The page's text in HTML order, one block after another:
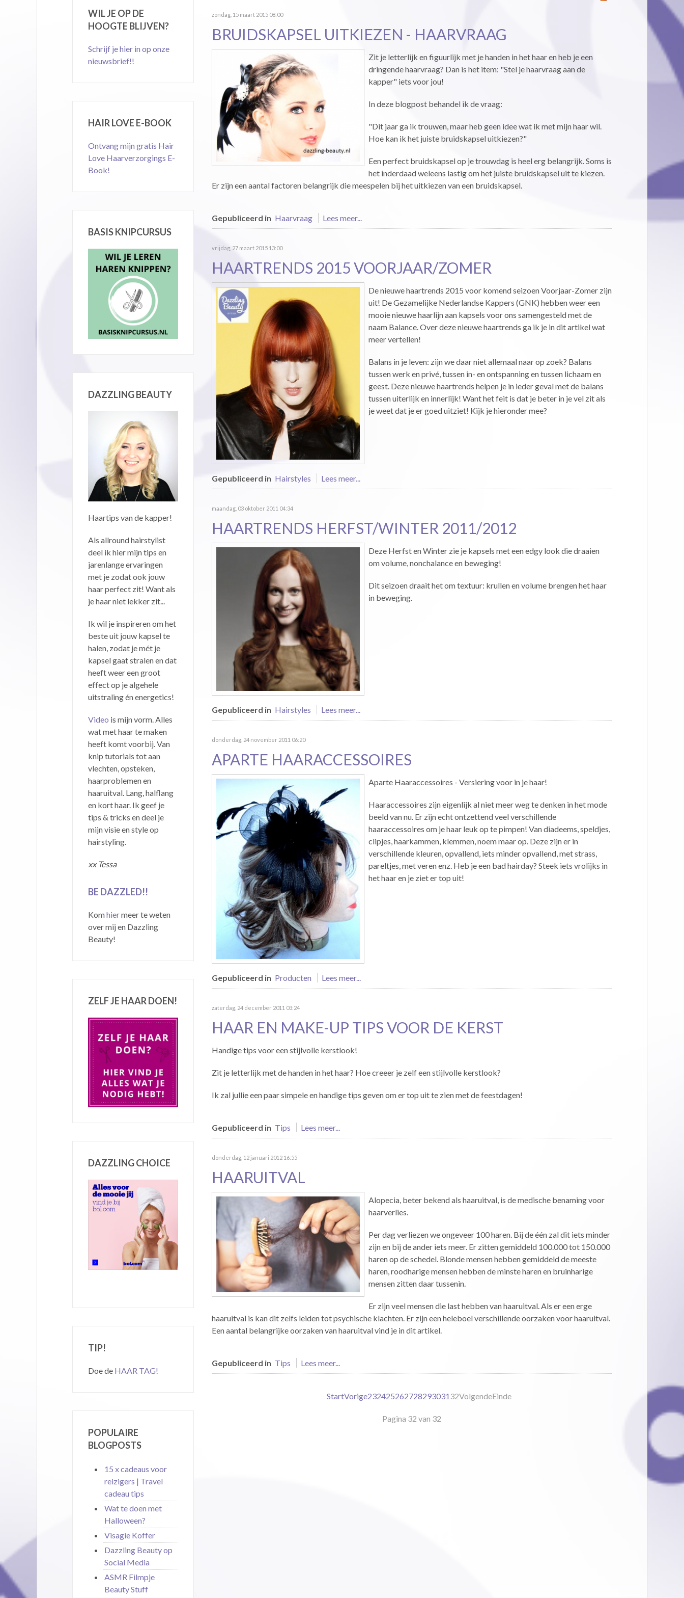
zondag, 15 maart 2015 08:00
BRUIDSKAPSEL UITKIEZEN - HAARVRAAG
Zit je letterlijk en figuurlijk met je handen in het haar en heb je een
dringende haarvraag? Dan is het item: "Stel je haarvraag aan de
kapper" iets voor jou!
In deze blogpost behandel ik de vraag:
"Dit jaar ga ik trouwen, maar heb geen idee wat ik met mijn haar wil.
Hoe kan ik het juiste bruidskapsel uitkiezen?"
Een perfect bruidskapsel op je trouwdag is heel erg belangrijk. Soms is
het inderdaad weleens lastig om het juiste bruidskapsel uit te kiezen.
Er zijn een aantal factoren belangrijk die meespelen bij het uitkiezen van een bruidskapsel.
Gepubliceerd in Haarvraag Lees meer...
vrijdag, 27 maart 2015 13:00
HAARTRENDS 2015 VOORJAAR/ZOMER
De nieuwe haartrends 2015 voor komend seizoen Voorjaar-Zomer zijn
uit! De Gezamelijke Nederlandse Kappers (GNK) hebben weer een
mooie nieuwe haarlijn aan kapsels voor ons samengesteld met de
naam Balance. Over deze nieuwe haartrends ga ik je in dit artikel wat
meer vertellen!
Balans in je leven: zijn we daar niet allemaal naar op zoek? Balans
tussen werk en privé, tussen in- en ontspanning en tussen lichaam en
geest. Deze nieuwe haartrends helpen je in ieder geval met de balans
tussen uiterlijk en innerlijk! Want het feit is dat je beter in je vel zit als
je weet dat je er goed uitziet! Kijk je hieronder mee?
Gepubliceerd in Hairstyles Lees meer...
maandag, 03 oktober 2011 04:34
HAARTRENDS HERFST/WINTER 2011/2012
Deze Herfst en Winter zie je kapsels met een edgy look die draaien
om volume, nonchalance en beweging!
Dit seizoen draait het om textuur: krullen en volume brengen het haar
in beweging.
Gepubliceerd in Hairstyles Lees meer...
donderdag, 24 november 2011 06:20
APARTE HAARACCESSOIRES
Aparte Haaraccessoires - Versiering voor in je haar!
Haaraccessoires zijn eigenlijk al niet meer weg te denken in het mode
beeld van nu. Er zijn echt ontzettend veel verschillende
haaraccessoires om je haar leuk op te pimpen! Van diadeems, speldjes,
clipjes, haarkammen, klemmen, noem maar op. Deze zijn er in
verschillende kleuren, opvallend, iets minder opvallend, met strass,
pareltjes, met veren enz. Heb je een bad hairday? Steek iets vrolijks in
het haar en je ziet er top uit!
Gepubliceerd in Producten Lees meer...
zaterdag, 24 december 2011 03:24
HAAR EN MAKE-UP TIPS VOOR DE KERST
Handige tips voor een stijlvolle kerstlook!
Zit je letterlijk met de handen in het haar? Hoe creeer je zelf een stijlvolle kerstlook?
Ik zal jullie een paar simpele en handige tips geven om er top uit te zien met de feestdagen!
Gepubliceerd in Tips Lees meer...
donderdag, 12 januari 2012 16:55
HAARUITVAL
Alopecia, beter bekend als haaruitval, is de medische benaming voor
haarverlies.
Per dag verliezen we ongeveer 100 haren. Bij de één zal dit iets minder
zijn en bij de ander iets meer. Er zitten gemiddeld 100.000 tot 150.000
haren op de schedel. Blonde mensen hebben gemiddeld de meeste
haren, roodharige mensen hebben de minste haren en bruinharige
mensen zitten daar tussenin.
Er zijn veel mensen die last hebben van haaruitval. Als er een erge
haaruitval is kan dit zelfs leiden tot psychische klachten. Er zijn een heleboel verschillende oorzaken voor haaruitval.
Een aantal belangrijke oorzaken van haaruitval vind je in dit artikel.
Gepubliceerd in Tips Lees meer...
StartVorige232425262728293031 32VolgendeEinde
Pagina 32 van 32
WIL JE OP DE
HOOGTE BLIJVEN?
Schrijf je hier in op onze
nieuwsbrief!!
HAIR LOVE E-BOOK
Ontvang mijn gratis Hair
Love Haarverzorgings E-
Book!
BASIS KNIPCURSUS
DAZZLING BEAUTY
Haartips van de kapper!
Als allround hairstylist
deel ik hier mijn tips en
jarenlange ervaringen
met je zodat ook jouw
haar perfect zit! Want als
je haar niet lekker zit...
Ik wil je inspireren om het
beste uit jouw kapsel te
halen, zodat je mét je
kapsel gaat stralen en dat
heeft weer een groot
effect op je algehele
uitstraling én energetics!
Video is mijn vorm. Alles
wat met haar te maken
heeft komt voorbij. Van
knip tutorials tot aan
vlechten, opsteken,
haarproblemen en
haaruitval. Lang, halflang
en kort haar. Ik geef je
tips & tricks en deel je
mijn visie en style op
hairstyling.
xx Tessa
BE DAZZLED!!
Komhiermeer te weten
over mij en Dazzling
Beauty!
ZELF JE HAAR DOEN!
DAZZLING CHOICE
TIP!
Doe de HAAR TAG!
POPULAIRE
BLOGPOSTS
15 x cadeaus voor
reizigers | Travel
cadeau tips
Wat te doen met
Halloween?
Visagie Koffer
Dazzling Beauty op
Social Media
ASMR Filmpje
Beauty Stuff